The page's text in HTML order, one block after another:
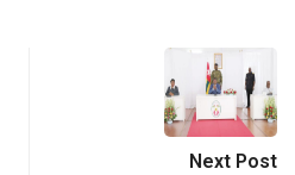
Next Post